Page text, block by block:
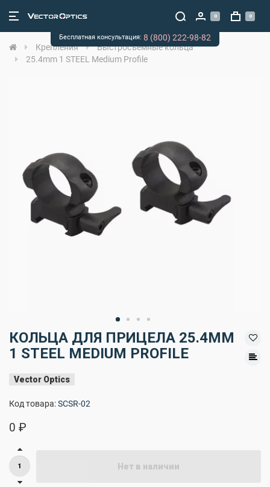
0 0
Крепления
Быстросъёмные кольца
25.4mm 1 STEEL Medium Profile
КОЛЬЦА ДЛЯ ПРИЦЕЛА 25.4MM
1 STEEL MEDIUM PROFILE
Vector Optics
Код товара:SCSR-02
0 ₽
Нет в наличии
Бесплатная консультация: 8 (800) 222-98-82